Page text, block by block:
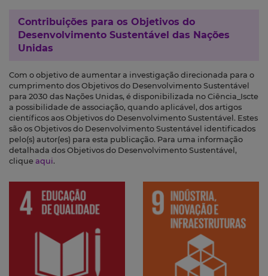
Contribuições para os Objetivos do
Desenvolvimento Sustentável das Nações
Unidas
Com o objetivo de aumentar a investigação direcionada para o
cumprimento dos Objetivos do Desenvolvimento Sustentável
para 2030 das Nações Unidas, é disponibilizada no Ciência_Iscte
a possibilidade de associação, quando aplicável, dos artigos
científicos aos Objetivos do Desenvolvimento Sustentável. Estes
são os Objetivos do Desenvolvimento Sustentável identificados
pelo(s) autor(es) para esta publicação. Para uma informação
detalhada dos Objetivos do Desenvolvimento Sustentável,
clique aqui.